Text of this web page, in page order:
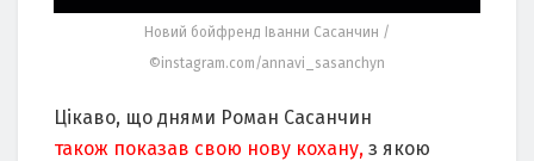
Новий бойфренд Іванни Сасанчин /
©instagram.com/annavi_sasanchyn
Цікаво, що днями Роман Сасанчин
також показав свою нову кохану, з якою